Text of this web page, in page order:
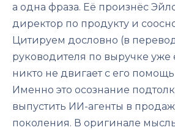
а одна фраза. Её произнёс
директор по продукту и
Цитируем дословно (в
руководителя по выручке уже
никто не двигает с его
Именно это осознание
выпустить ИИ-агенты в
поколения. В оригинале